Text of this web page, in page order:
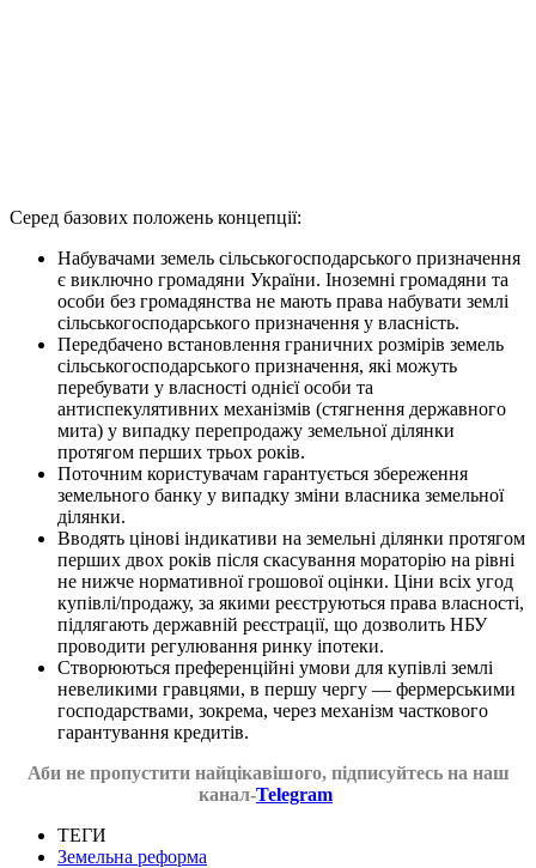
Серед базових положень концепції:
Набувачами земель сільськогосподарського призначення
є виключно громадяни України. Іноземні громадяни та
особи без громадянства не мають права набувати землі
сільськогосподарського призначення у власність.
Передбачено встановлення граничних розмірів земель
сільськогосподарського призначення, які можуть
перебувати у власності однієї особи та
антиспекулятивних механізмів (стягнення державного
мита) у випадку перепродажу земельної ділянки
протягом перших трьох років.
Поточним користувачам гарантується збереження
земельного банку у випадку зміни власника земельної
ділянки.
Вводять цінові індикативи на земельні ділянки протягом
перших двох років після скасування мораторію на рівні
не нижче нормативної грошової оцінки. Ціни всіх угод
купівлі/продажу, за якими реєструються права власності,
підлягають державній реєстрації, що дозволить НБУ
проводити регулювання ринку іпотеки.
Створюються преференційні умови для купівлі землі
невеликими гравцями, в першу чергу — фермерськими
господарствами, зокрема, через механізм часткового
гарантування кредитів.
Аби не пропустити найцікавішого, підписуйтесь на наш
канал-Telegram
ТЕГИ
Земельна реформа